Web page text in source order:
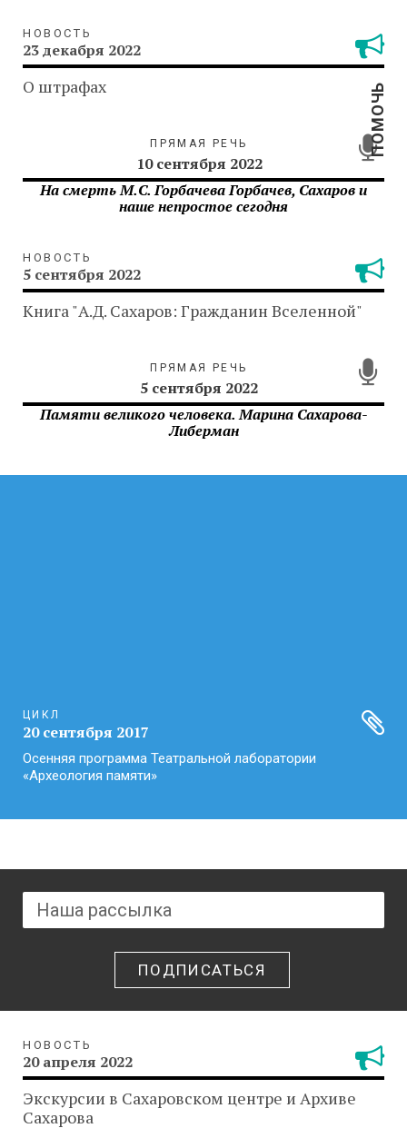
ПОМОЧЬ
НОВОСТЬ
23 декабря 2022
О штрафах
ПРЯМАЯ РЕЧЬ
10 сентября 2022
На смерть М.С. Горбачева Горбачев, Сахаров и
наше непростое сегодня
НОВОСТЬ
5 сентября 2022
Книга "А.Д. Сахаров: Гражданин Вселенной"
ПРЯМАЯ РЕЧЬ
5 сентября 2022
Памяти великого человека. Марина Сахарова-
Либерман
ЦИКЛ
20 сентября 2017
Осенняя программа Театральной лаборатории
«Археология памяти»
ПОДПИСАТЬСЯ
НОВОСТЬ
20 апреля 2022
Экскурсии в Сахаровском центре и Архиве
Сахарова